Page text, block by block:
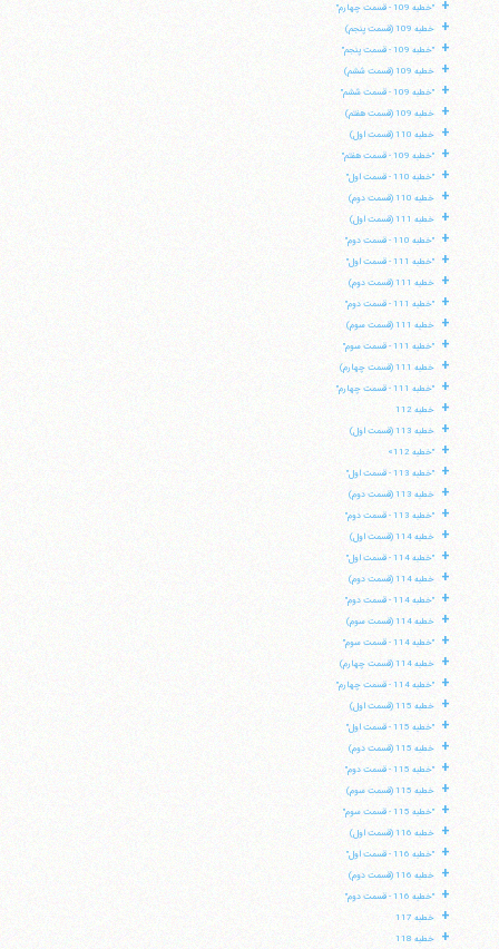
+ "خطبه 109 - قسمت چهارم"
+ خطبه 109 (قسمت پنجم)
+ "خطبه 109 - قسمت پنجم"
+ خطبه 109 (قسمت ششم)
+ "خطبه 109 - قسمت ششم"
+ خطبه 109 (قسمت هفتم)
+ خطبه 110 (قسمت اول)
+ "خطبه 109 - قسمت هفتم"
+ "خطبه 110 - قسمت اول"
+ خطبه 110 (قسمت دوم)
+ خطبه 111 (قسمت اول)
+ "خطبه 110 - قسمت دوم"
+ "خطبه 111 - قسمت اول"
+ خطبه 111 (قسمت دوم)
+ "خطبه 111 - قسمت دوم"
+ خطبه 111 (قسمت سوم)
+ "خطبه 111 - قسمت سوم"
+ خطبه 111 (قسمت چهارم)
+ "خطبه 111 - قسمت چهارم"
+ خطبه 112
+ خطبه 113 (قسمت اول)
+ "خطبه 112»
+ "خطبه 113 - قسمت اول"
+ خطبه 113 (قسمت دوم)
+ "خطبه 113 - قسمت دوم"
+ خطبه 114 (قسمت اول)
+ "خطبه 114 - قسمت اول"
+ خطبه 114 (قسمت دوم)
+ "خطبه 114 - قسمت دوم"
+ خطبه 114 (قسمت سوم)
+ "خطبه 114 - قسمت سوم"
+ خطبه 114 (قسمت چهارم)
+ "خطبه 114 - قسمت چهارم"
+ خطبه 115 (قسمت اول)
+ "خطبه 115 - قسمت اول"
+ خطبه 115 (قسمت دوم)
+ "خطبه 115 - قسمت دوم"
+ خطبه 115 (قسمت سوم)
+ "خطبه 115 - قسمت سوم"
+ خطبه 116 (قسمت اول)
+ "خطبه 116 - قسمت اول"
+ خطبه 116 (قسمت دوم)
+ "خطبه 116 - قسمت دوم"
+ خطبه 117
+ خطبه 118